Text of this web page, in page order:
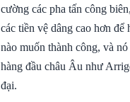
cường các pha tấn công
các tiền vệ dâng cao hơn
nào muốn thành công, và
hàng đầu châu Âu như
đại.